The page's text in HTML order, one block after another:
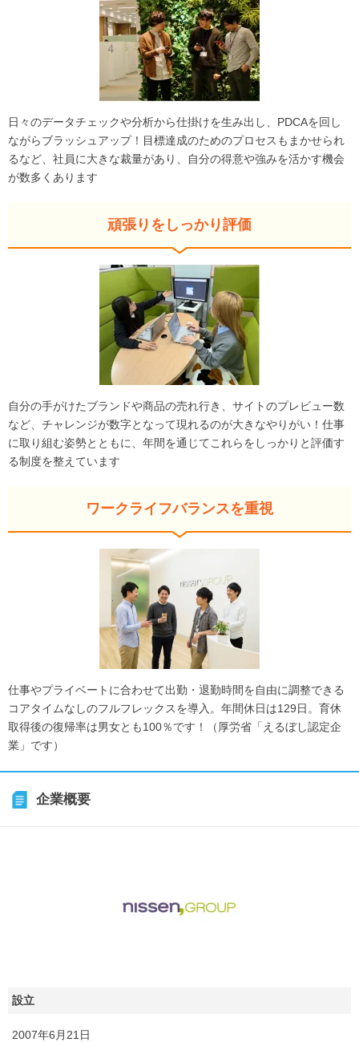
日々のデータチェックや分析から仕掛けを生み出し、PDCAを回し
ながらブラッシュアップ！目標達成のためのプロセスもまかせられ
るなど、社員に大きな裁量があり、自分の得意や強みを活かす機会
が数多くあります
頑張りをしっかり評価
自分の手がけたブランドや商品の売れ行き、サイトのプレビュー数
など、チャレンジが数字となって現れるのが大きなやりがい！仕事
に取り組む姿勢とともに、年間を通じてこれらをしっかりと評価す
る制度を整えています
ワークライフバランスを重視
仕事やプライベートに合わせて出勤・退勤時間を自由に調整できる
コアタイムなしのフルフレックスを導入。年間休日は129日。育休
取得後の復帰率は男女とも100％です！（厚労省「えるぼし認定企
業」です）
企業概要
設立
2007年6月21日